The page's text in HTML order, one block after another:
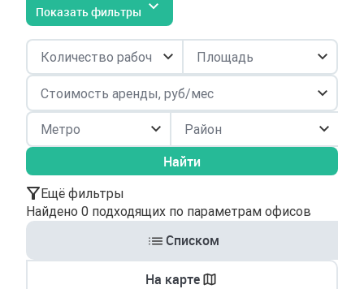
Показать фильтры
Район
Найти
Ещё фильтры
Найдено 0 подходящих по параметрам офисов
Списком
На карте